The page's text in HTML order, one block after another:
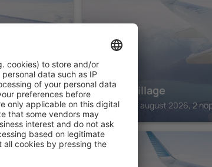
Wolds Village
Driffield, 07 august 2026, 2
BRIDLINGTON